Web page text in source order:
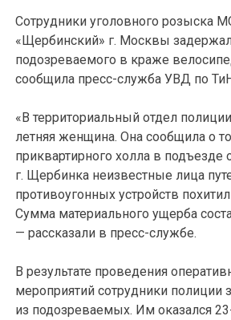
Сотрудники уголовного розыска
«Щербинский» г. Москвы
подозреваемого в краже
сообщила пресс-служба УВД по
«В территориальный отдел
летняя женщина. Она сообщила о
приквартирного холла в подъезде
г. Щербинка неизвестные лица
противоугонных устройств
Сумма материального ущерба
— рассказали в пресс-службе.
В результате проведения
мероприятий сотрудники полиции
из подозреваемых. Им оказался